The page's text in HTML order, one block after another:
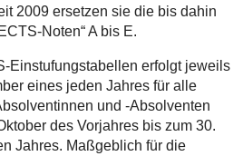
2009 ersetzen sie die bis dahin
Noten“ A bis E.
Einstufungstabellen erfolgt jeweils
eines jeden Jahres für alle
und -Absolventen
des Vorjahres bis zum 30.
Jahres. Maßgeblich für die